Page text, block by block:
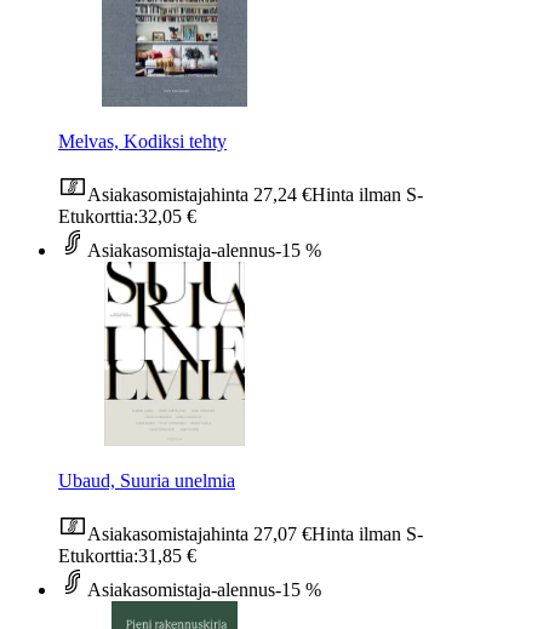
Melvas, Kodiksi tehty
Asiakasomistajahinta 27,24 €Hinta ilman S-
Etukorttia:32,05 €
Asiakasomistaja-alennus-15 %
Ubaud, Suuria unelmia
Asiakasomistajahinta 27,07 €Hinta ilman S-
Etukorttia:31,85 €
Asiakasomistaja-alennus-15 %